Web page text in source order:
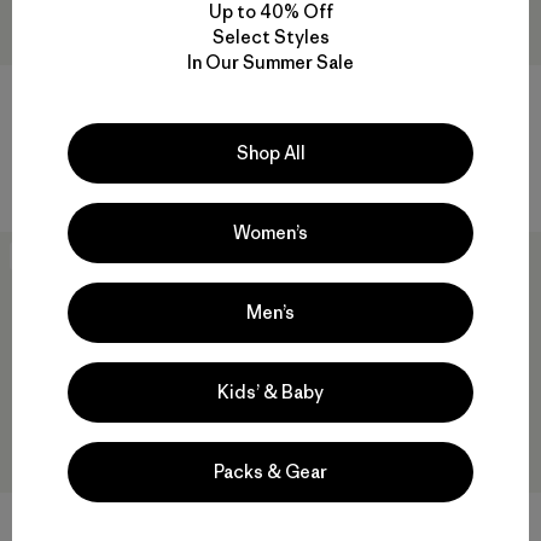
$ 86,99
Valoración: 4.4 / 5
$ 199
Valoración: 4.5 / 5 Comentarios
Best Seller
Up to 40% Off
Select Styles
In Our Summer Sale
Shop All
Women’s
Men’s
Kids’ & Baby
Packs & Gear